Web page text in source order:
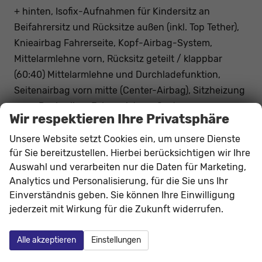
+ hinten, Isofix-Aufnahmen für Kindersitz an
Beifahrersitz und Rücksitze außen (inkl. Top Tether),
Knieairbag Fahrerseite, Kopf-Airbag-System,
Mittelarmlehne vorn, Rücksitz geteilt / klappbar
(60:40) Mittelarmlehne und Durchladefunktion,
Seitenairbag vorn mitte (Center-Airbag), Sitzheizung
vorn, Dachreling, Fahrassistenz-System:
Auffahrwarnsystem mit City-Notbremsfunktion
(Frontradar-Assistent), Fahrassistenz-System:
Berganfahr-Assistent (Hill-Holder), Fahrassistenz-
System: Intelligente Geschwindigkeitsanpassung
(ISA) inkl. Speed-Limiter, Fahrassistenz-System:
Verkehrszeichenerkennung, Servolenkung
elektronisch (Servotronic), Außenspiegel elektr.
anklappbar, Außenspiegel elektr. verstell- und
heizbar, Außenspiegel mit Abblendautomatik, links,
Wir respektieren Ihre Privatsphäre
Unsere Website setzt Cookies ein, um unsere Dienste
für Sie bereitzustellen. Hierbei berücksichtigen wir Ihre
Auswahl und verarbeiten nur die Daten für Marketing,
Analytics und Personalisierung, für die Sie uns Ihr
Einverständnis geben. Sie können Ihre Einwilligung
jederzeit mit Wirkung für die Zukunft widerrufen.
Alle akzeptieren Einstellungen